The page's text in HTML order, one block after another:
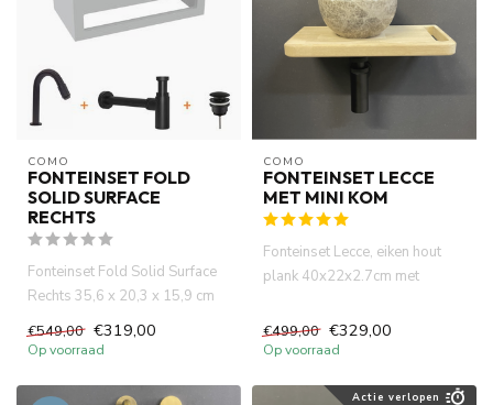
COMO
FONTEINSET FOLD
SOLID SURFACE
RECHTS
Fonteinset Fold Solid Surface
Rechts 35,6 x 20,3 x 15,9 cm
met handdoekhouder. W...
€549,00 €319,00
Op voorraad
COMO
FONTEINSET LECCE
MET MINI KOM
Fonteinset Lecce, eiken hout
plank 40x22x2.7cm met
marmer...
€499,00 €329,00
Op voorraad
Actie verlopen